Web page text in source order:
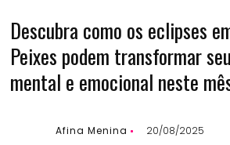
Descubra como os eclipses
Peixes podem transformar
mental e emocional neste
Afina Menina 20/08/2025